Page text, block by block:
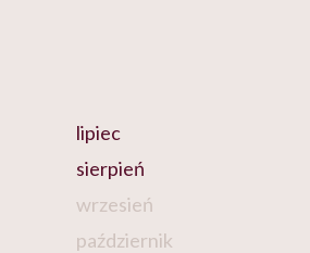
lipiec
sierpień
wrzesień
październik